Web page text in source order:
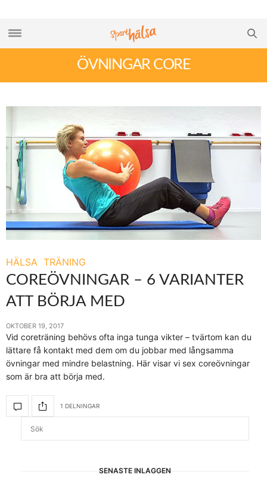
ÖVNINGAR CORE
HÄLSA TRÄNING
COREÖVNINGAR – 6 VARIANTER
ATT BÖRJA MED
OKTOBER 19, 2017
Vid coreträning behövs ofta inga tunga vikter – tvärtom kan du
lättare få kontakt med dem om du jobbar med långsamma
övningar med mindre belastning. Här visar vi sex coreövningar
som är bra att börja med.
1 DELNINGAR
SENASTE INLÄGGEN